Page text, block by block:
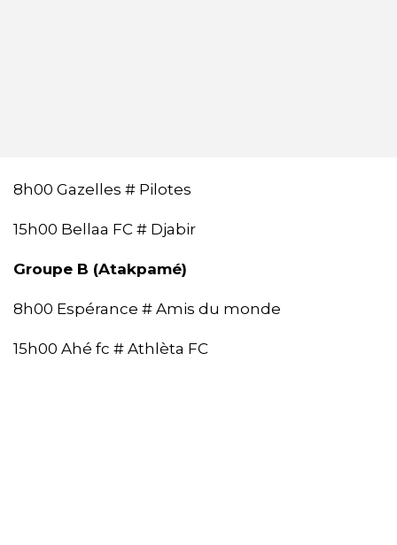
8h00 Gazelles # Pilotes
15h00 Bellaa FC # Djabir
Groupe B (Atakpamé)
8h00 Espérance # Amis du monde
15h00 Ahé fc # Athlèta FC